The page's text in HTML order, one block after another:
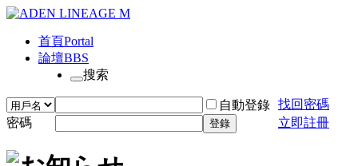
首頁Portal
論壇BBS
搜索
自動登錄 找回密碼
密碼
登錄 立即註冊